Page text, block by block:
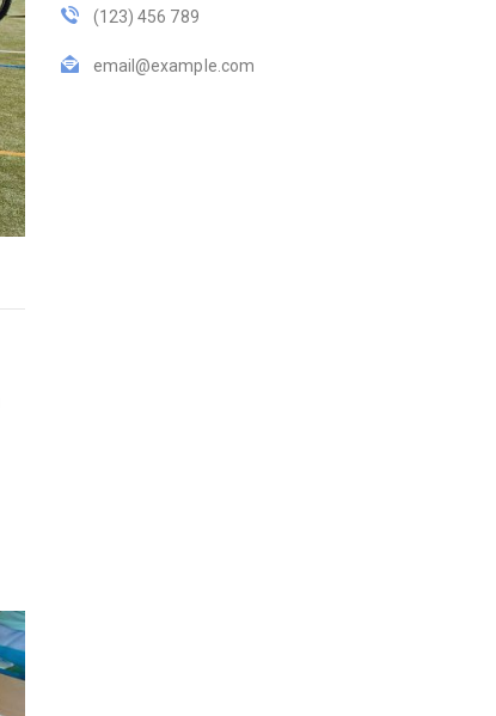
(123) 456 789
email@example.com